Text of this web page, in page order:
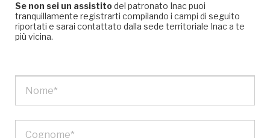
Se non sei un assistitodel patronato Inac puoi
tranquillamente registrarti compilando i campi di seguito
riportati e sarai contattato dalla sede territoriale Inac a te
più vicina.